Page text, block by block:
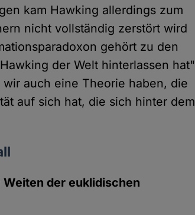
kam Hawking allerdings zum
nicht vollständig zerstört wird
gehört zu den
der Welt hinterlassen hat"
auch eine Theorie haben, die
auf sich hat, die sich hinter dem
Weiten der euklidischen